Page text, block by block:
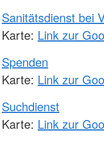
Sanitätsdienst bei
Karte: Link zur
Spenden
Karte: Link zur
Suchdienst
Karte: Link zur